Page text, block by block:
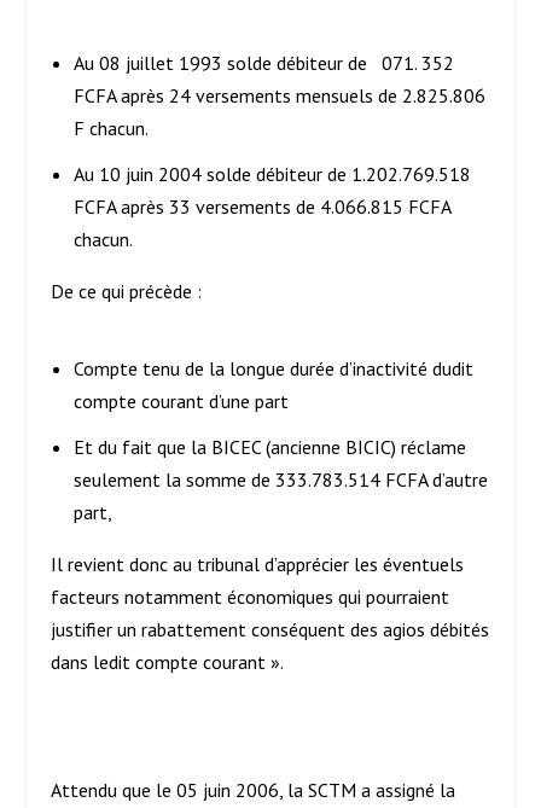
Au 08 juillet 1993 solde débiteur de 071. 352
FCFA après 24 versements mensuels de 2.825.806
F chacun.
Au 10 juin 2004 solde débiteur de 1.202.769.518
FCFA après 33 versements de 4.066.815 FCFA
chacun.
De ce qui précède :
Compte tenu de la longue durée d’inactivité dudit
compte courant d’une part
Et du fait que la BICEC (ancienne BICIC) réclame
seulement la somme de 333.783.514 FCFA d’autre
part,
Il revient donc au tribunal d’apprécier les éventuels
facteurs notamment économiques qui pourraient
justifier un rabattement conséquent des agios débités
dans ledit compte courant ».
Attendu que le 05 juin 2006, la SCTM a assigné la